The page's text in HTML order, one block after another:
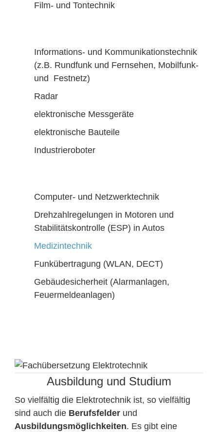
Film- und Tontechnik
Informations- und Kommunikationstechnik
(z.B. Rundfunk und Fernsehen, Mobilfunk-
und Festnetz)
Radar
elektronische Messgeräte
elektronische Bauteile
Industrieroboter
Computer- und Netzwerktechnik
Drehzahlregelungen in Motoren und
Stabilitätskontrolle (ESP) in Autos
Medizintechnik
Funkübertragung (WLAN, DECT)
Gebäudesicherheit (Alarmanlagen,
Feuermeldeanlagen)
Ausbildung und Studium
So vielfältig die Elektrotechnik ist, so vielfältig
sind auch die Berufsfelder und
Ausbildungsmöglichkeiten. Es gibt eine